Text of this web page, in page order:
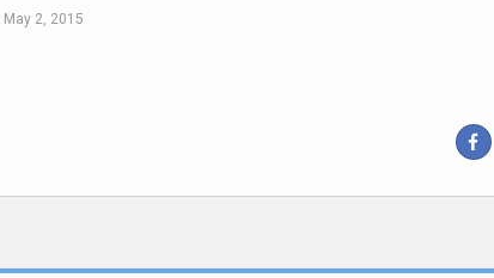
May 2, 2015